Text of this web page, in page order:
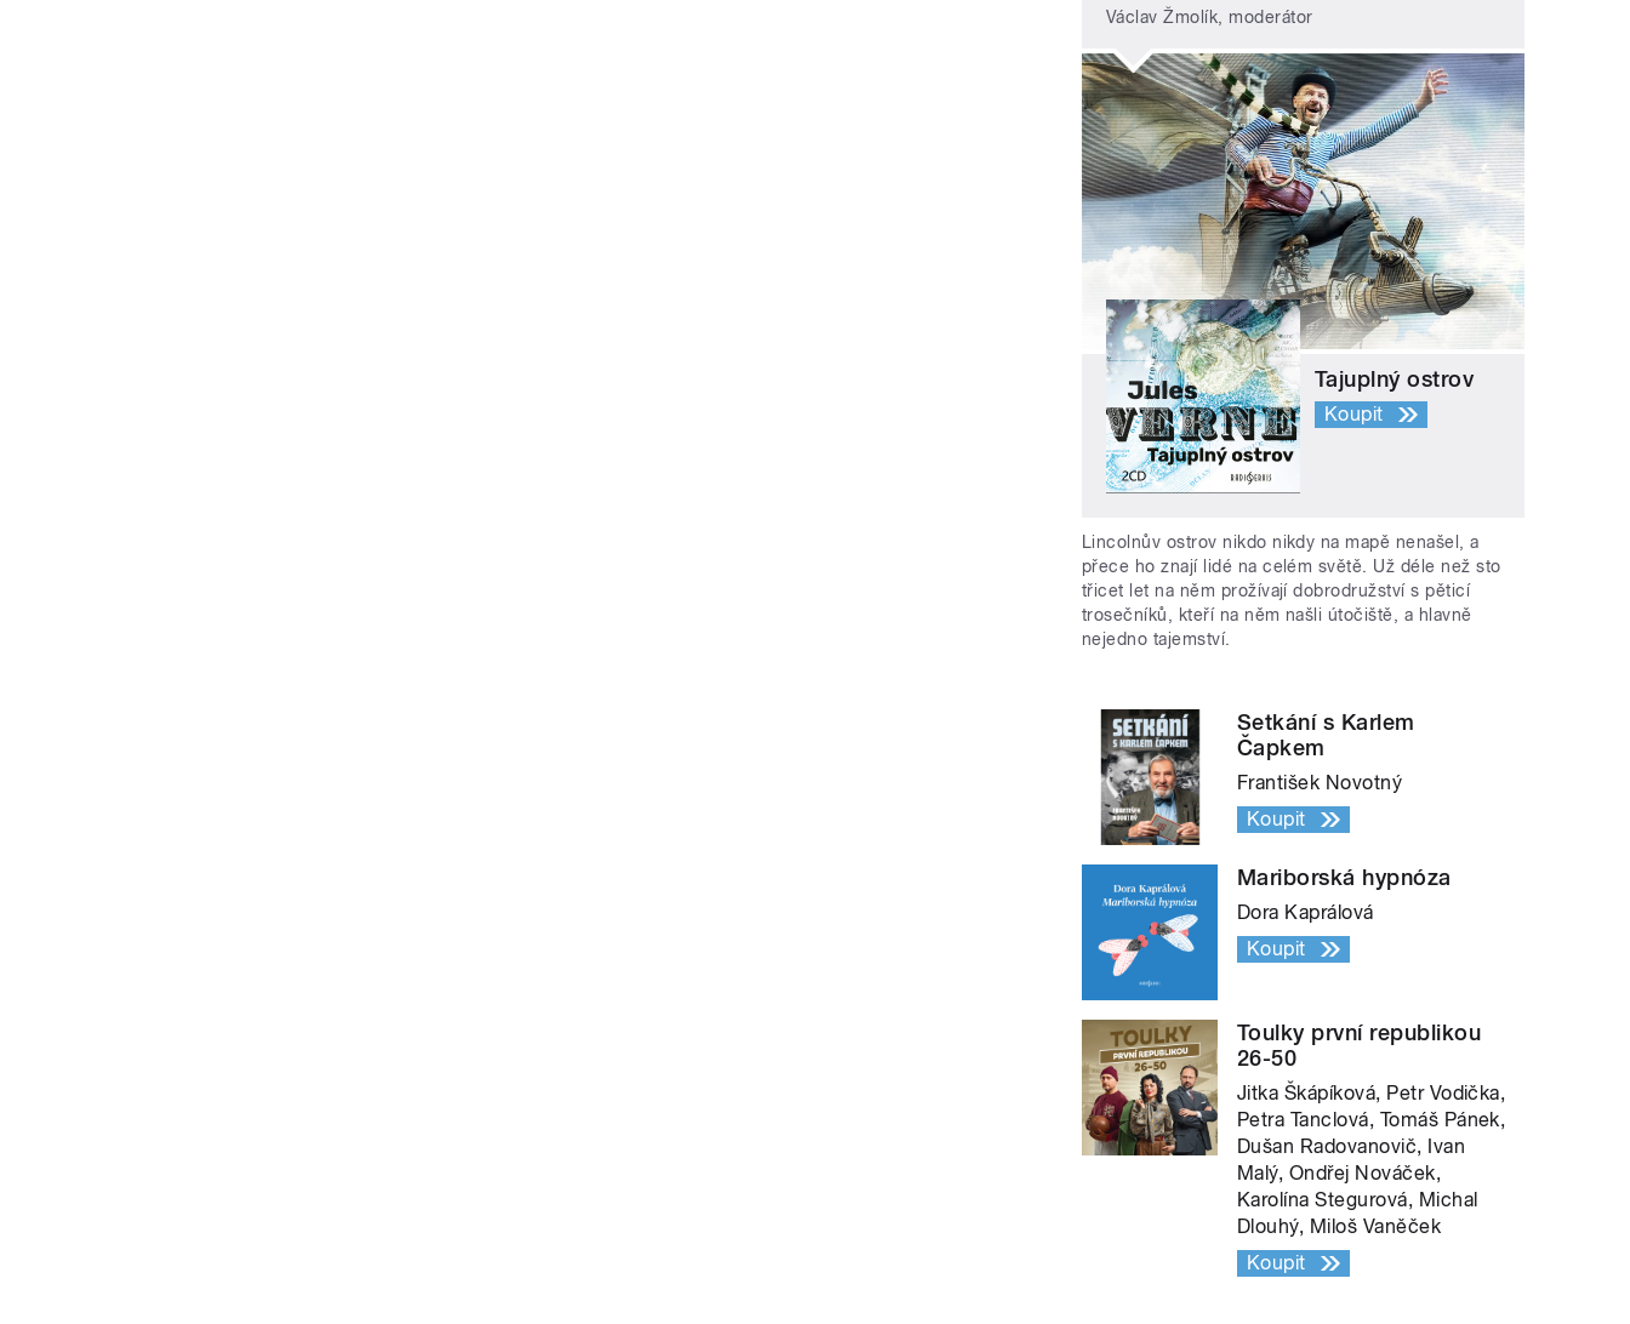
Václav Žmolík, moderátor
Tajuplný ostrov
Koupit
Lincolnův ostrov nikdo nikdy na mapě nenašel, a
přece ho znají lidé na celém světě. Už déle než sto
třicet let na něm prožívají dobrodružství s pěticí
trosečníků, kteří na něm našli útočiště, a hlavně
nejedno tajemství.
Setkání s Karlem
Čapkem
František Novotný
Koupit
Mariborská hypnóza
Dora Kaprálová
Koupit
Toulky první republikou
26-50
Jitka Škápíková, Petr Vodička,
Petra Tanclová, Tomáš Pánek,
Dušan Radovanovič, Ivan
Malý, Ondřej Nováček,
Karolína Stegurová, Michal
Dlouhý, Miloš Vaněček
Koupit